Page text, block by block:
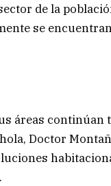
de la
se
áreas
Doctor